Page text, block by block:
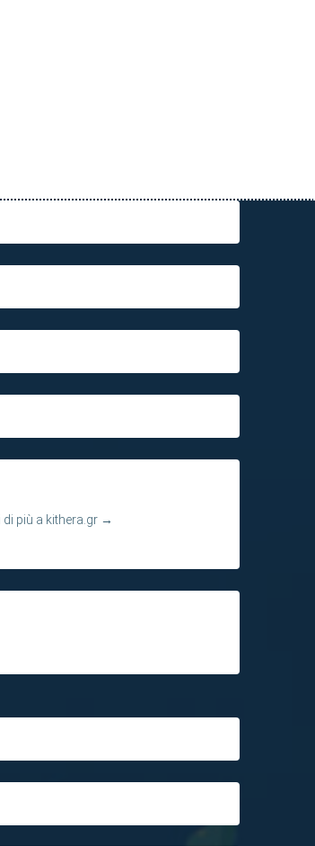
di più a kithera.gr →